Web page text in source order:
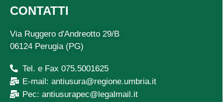
CONTATTI
Via Ruggero d'Andreotto 29/B
06124 Perugia (PG)
Tel. e Fax 075.5001625
E-mail: antiusura@regione.umbria.it
Pec: antiusurapec@legalmail.it